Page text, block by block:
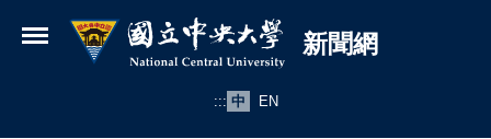
國立中央大學新聞網
新聞網
::: 中 EN